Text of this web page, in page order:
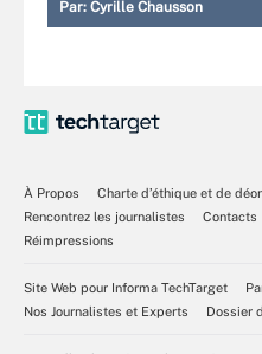
Par: Cyrille Chausson
À Propos
Charte d’éthique et de
Rencontrez les journalistes
Contacts
Réimpressions
Site Web pour Informa TechTarget
Nos Journalistes et Experts
Dossier